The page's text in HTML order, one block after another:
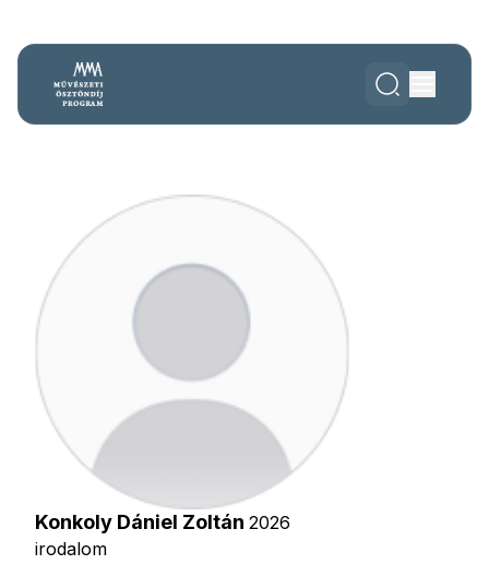
Konkoly Dániel Zoltán 2026
irodalom